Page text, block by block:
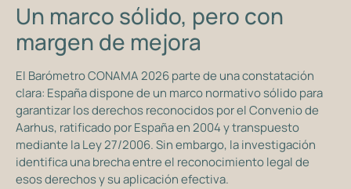
Un marco sólido, pero con
margen de mejora
El Barómetro CONAMA 2026 parte de una constatación
clara: España dispone de un marco normativo sólido para
garantizar los derechos reconocidos por el Convenio de
Aarhus, ratificado por España en 2004 y transpuesto
mediante la Ley 27/2006. Sin embargo, la investigación
identifica una brecha entre el reconocimiento legal de
esos derechos y su aplicación efectiva.